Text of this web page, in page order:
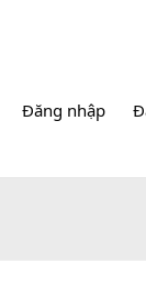
Đăng nhập